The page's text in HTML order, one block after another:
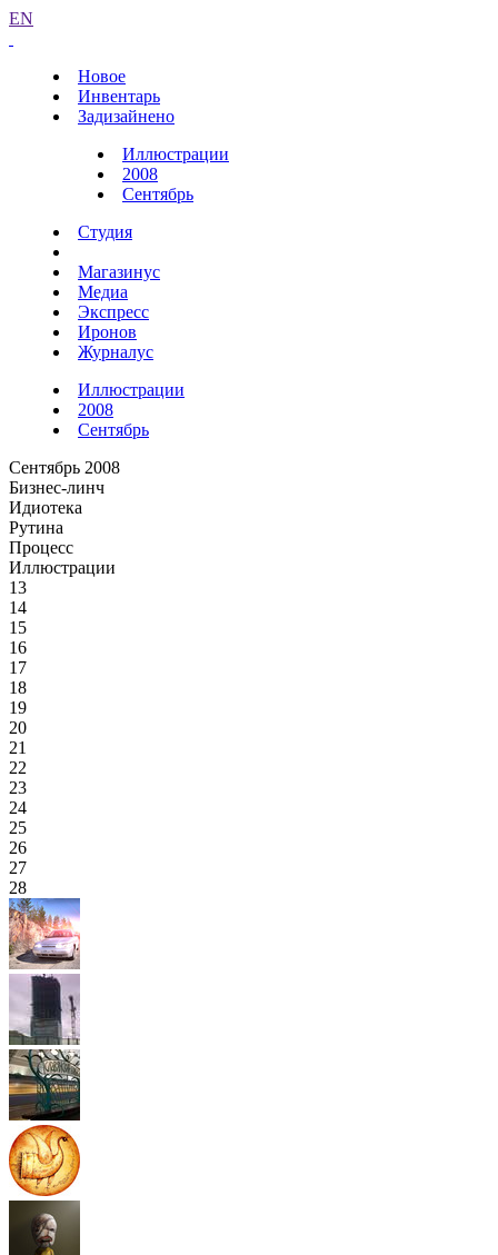
EN
Новое
Инвентарь
Задизайнено
Иллюстрации
2008
Сентябрь
Студия
Магазинус
Медиа
Экспресс
Иронов
Журналус
Иллюстрации
2008
Сентябрь
Сентябрь 2008
Бизнес-линч
Идиотека
Рутина
Процесс
Иллюстрации
13
14
15
16
17
18
19
20
21
22
23
24
25
26
27
28